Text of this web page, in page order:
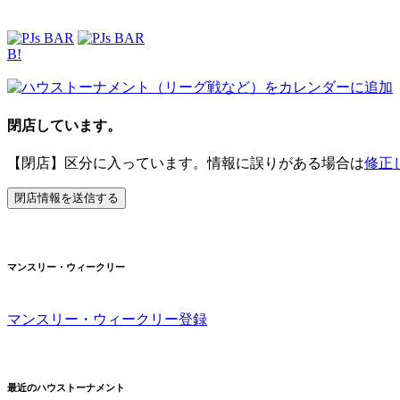
B!
閉店しています。
【閉店】区分に入っています。情報に誤りがある場合は修正
マンスリー・ウィークリー
マンスリー・ウィークリー登録
最近のハウストーナメント